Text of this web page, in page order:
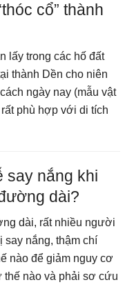
cổ” thành
lấy trong các hố đất
thành Dền cho niên
ngày nay (mẫu vật
phù hợp với di tích
say nắng khi
dài?
dài, rất nhiều người
say nắng, thậm chí
nào để giảm nguy cơ
thế nào và phải sơ cứu